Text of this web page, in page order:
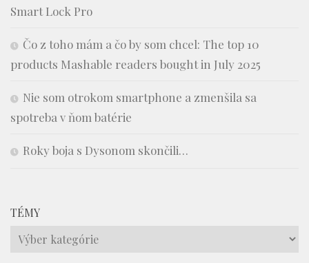
Smart Lock Pro
Čo z toho mám a čo by som chcel: The top 10
products Mashable readers bought in July 2025
Nie som otrokom smartphone a zmenšila sa
spotreba v ňom batérie
Roky boja s Dysonom skončili…
TÉMY
Témy